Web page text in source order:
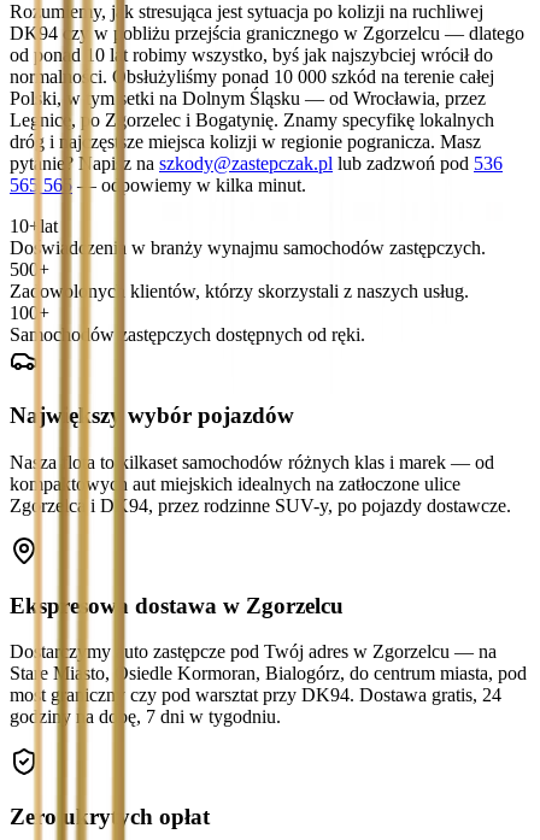
Rozumiemy, jak stresująca jest sytuacja po kolizji na ruchliwej
DK94 czy w pobliżu przejścia granicznego w Zgorzelcu — dlatego
od ponad 10 lat robimy wszystko, byś jak najszybciej wrócił do
normalności. Obsłużyliśmy ponad 10 000 szkód na terenie całej
Polski, w tym setki na Dolnym Śląsku — od Wrocławia, przez
Legnicę, po Zgorzelec i Bogatynię. Znamy specyfikę lokalnych
dróg i najczęstsze miejsca kolizji w regionie pogranicza. Masz
pytanie? Napisz na szkody@zastepczak.pl lub zadzwoń pod 536
565 565 — odpowiemy w kilka minut.
10+ lat
Doświadczenia w branży wynajmu samochodów zastępczych.
500+
Zadowolonych klientów, którzy skorzystali z naszych usług.
100+
Samochodów zastępczych dostępnych od ręki.
Największy wybór pojazdów
Nasza flota to kilkaset samochodów różnych klas i marek — od
kompaktowych aut miejskich idealnych na zatłoczone ulice
Zgorzelca i DK94, przez rodzinne SUV-y, po pojazdy dostawcze.
Ekspresowa dostawa w Zgorzelcu
Dostarczymy auto zastępcze pod Twój adres w Zgorzelcu — na
Stare Miasto, Osiedle Kormoran, Bialogórz, do centrum miasta, pod
most graniczny czy pod warsztat przy DK94. Dostawa gratis, 24
godziny na dobę, 7 dni w tygodniu.
Zero ukrytych opłat